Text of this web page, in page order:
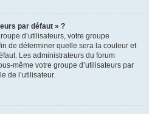
par défaut » ?
d’utilisateurs, votre groupe
de déterminer quelle sera la couleur et
Les administrateurs du forum
même votre groupe d’utilisateurs par
de l’utilisateur.